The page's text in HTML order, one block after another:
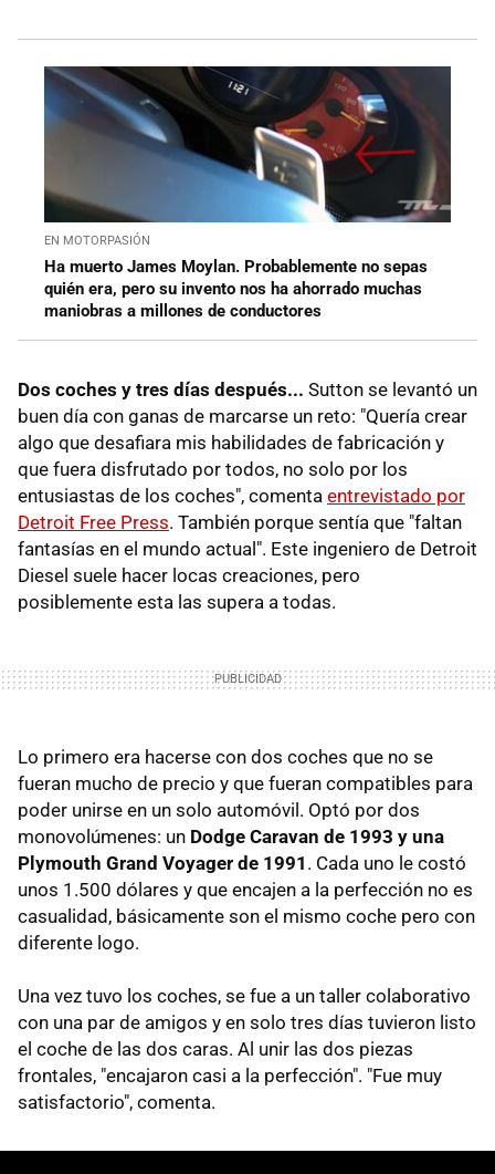
EN MOTORPASIÓN
Ha muerto James Moylan. Probablemente no sepas
quién era, pero su invento nos ha ahorrado muchas
maniobras a millones de conductores
Dos coches y tres días después... Sutton se levantó un
buen día con ganas de marcarse un reto: "Quería crear
algo que desafiara mis habilidades de fabricación y
que fuera disfrutado por todos, no solo por los
entusiastas de los coches", comenta entrevistado por
Detroit Free Press. También porque sentía que "faltan
fantasías en el mundo actual". Este ingeniero de Detroit
Diesel suele hacer locas creaciones, pero
posiblemente esta las supera a todas.
Lo primero era hacerse con dos coches que no se
fueran mucho de precio y que fueran compatibles para
poder unirse en un solo automóvil. Optó por dos
monovolúmenes: un Dodge Caravan de 1993 y una
Plymouth Grand Voyager de 1991 . Cada uno le costó
unos 1.500 dólares y que encajen a la perfección no es
casualidad, básicamente son el mismo coche pero con
diferente logo.
Una vez tuvo los coches, se fue a un taller colaborativo
con una par de amigos y en solo tres días tuvieron listo
el coche de las dos caras. Al unir las dos piezas
frontales, "encajaron casi a la perfección". "Fue muy
satisfactorio", comenta.